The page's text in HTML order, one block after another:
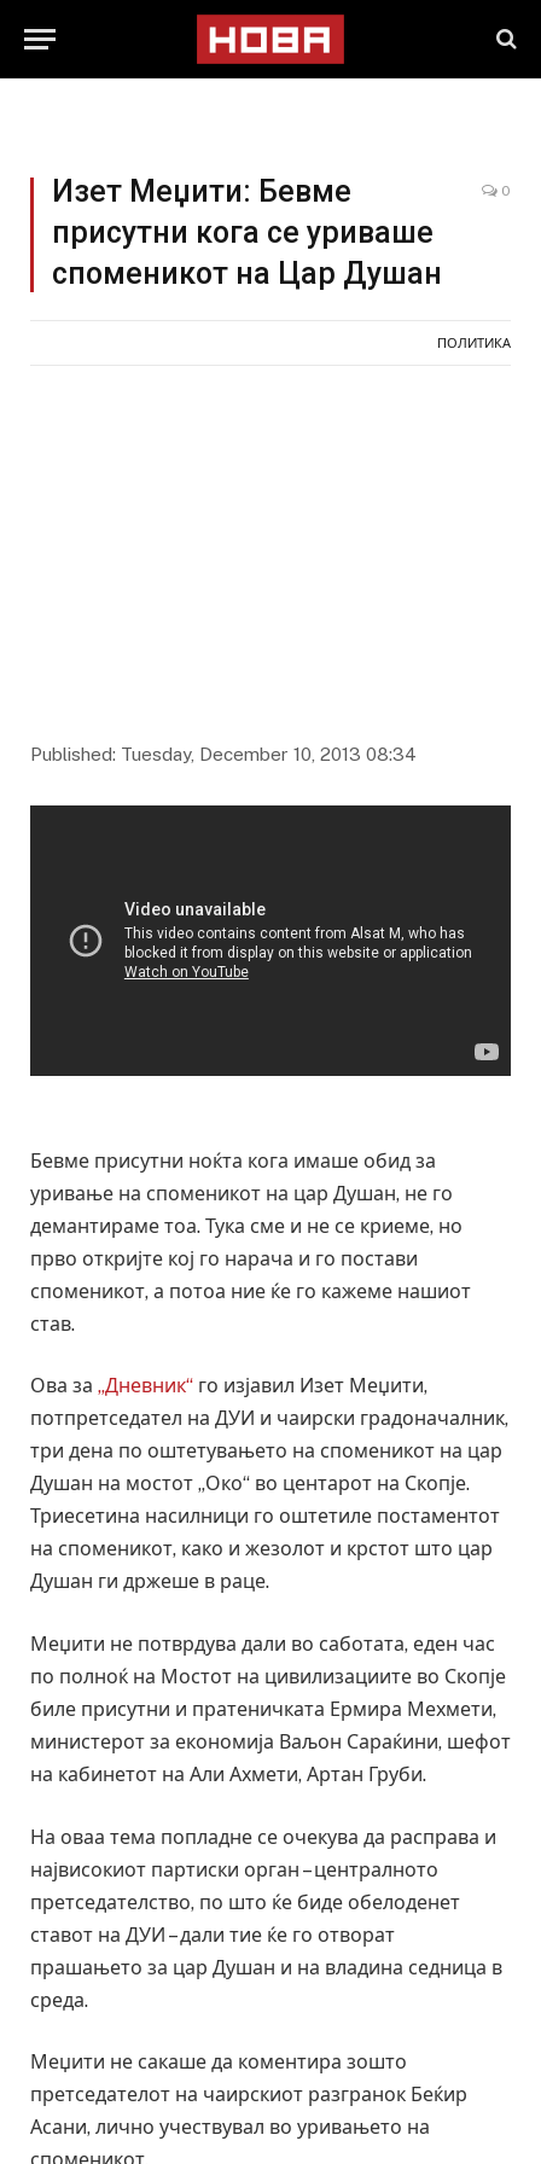
Изет Меџити: Бевме
присутни кога се уриваше
споменикот на Цар Душан
0
ПОЛИТИКА
Published: Tuesday, December 10, 2013 08:34
Бевме присутни ноќта кога имаше обид за
уривање на споменикот на цар Душан, не го
демантираме тоа. Тука сме и не се криеме, но
прво откријте кој го нарача и го постави
споменикот, а потоа ние ќе го кажеме нашиот
став.
Ова за „Дневник“ го изјавил Изет Меџити,
потпретседател на ДУИ и чаирски градоначалник,
три дена по оштетувањето на споменикот на цар
Душан на мостот „Око“ во центарот на Скопје.
Триесетина насилници го оштетиле постаментот
на споменикот, како и жезолот и крстот што цар
Душан ги држеше в раце.
Меџити не потврдува дали во саботата, еден час
по полноќ на Мостот на цивилизациите во Скопје
биле присутни и пратеничката Ермира Мехмети,
министерот за економија Ваљон Сараќини, шефот
на кабинетот на Али Ахмети, Артан Груби.
На оваа тема попладне се очекува да расправа и
највисокиот партиски орган – централното
претседателство, по што ќе биде обелоденет
ставот на ДУИ – дали тие ќе го отворат
прашањето за цар Душан и на владина седница в
среда.
Меџити не сакаше да коментира зошто
претседателот на чаирскиот разгранок Беќир
Асани, лично учествувал во уривањето на